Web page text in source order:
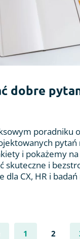
dobre
poradniku
pytań
i pokażemy na
skuteczne i
dla CX, HR i
1 2